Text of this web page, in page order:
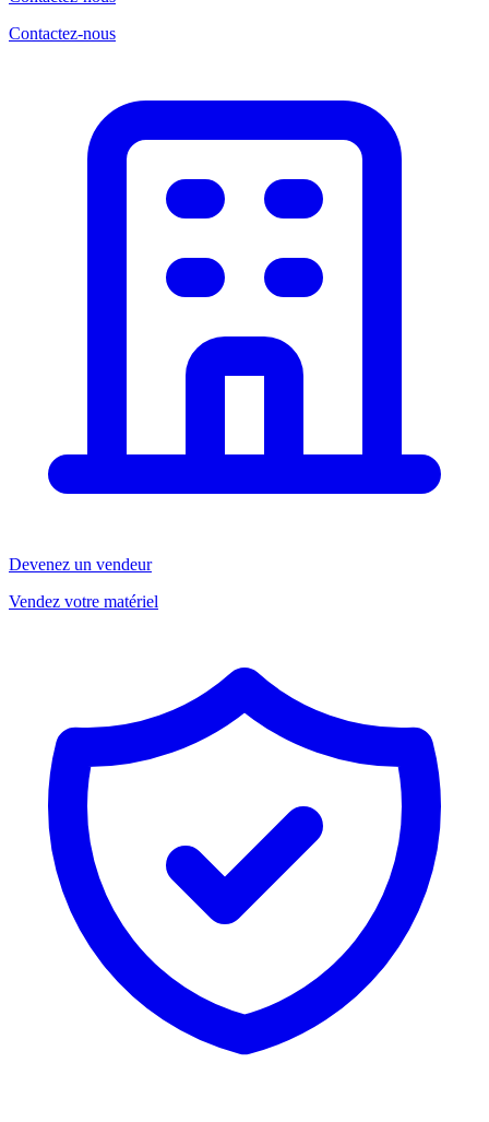
Contactez-nous
Devenez un vendeur
Vendez votre matériel